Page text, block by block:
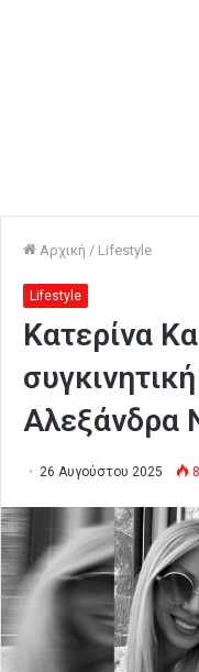
Αρχική / Lifestyle
Lifestyle
Κατερίνα
Αλεξάνδρα
26 Αυγούστου 2025